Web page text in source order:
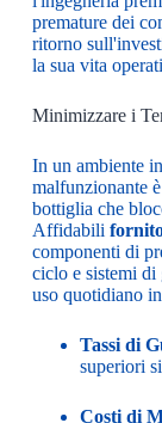
premature dei
ritorno
la sua vita
Minimizzare i
In un ambiente
malfunzionante
bottiglia che
Affidabili
componenti di
ciclo e sistemi di
uso quotidiano
Tassi di
superiori
Costi di